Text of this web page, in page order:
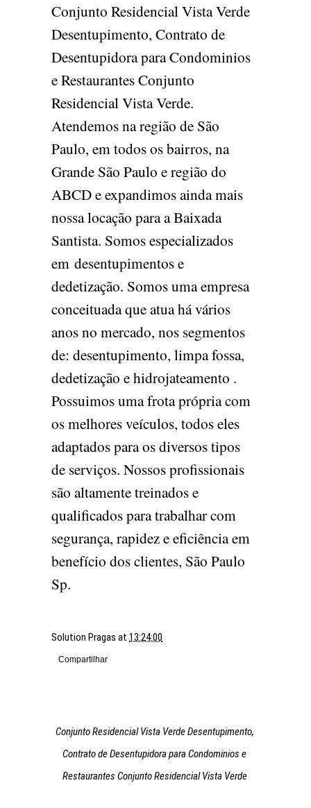
Conjunto Residencial Vista Verde
Desentupimento, Contrato de
Desentupidora para Condominios
e Restaurantes Conjunto
Residencial Vista Verde.
Atendemos na região de São
Paulo, em todos os bairros, na
Grande São Paulo e região do
ABCD e expandimos ainda mais
nossa locação para a Baixada
Santista. Somos especializados
em desentupimentos e
dedetização. Somos uma empresa
conceituada que atua há vários
anos no mercado, nos segmentos
de: desentupimento, limpa fossa,
dedetização e hidrojateamento .
Possuimos uma frota própria com
os melhores veículos, todos eles
adaptados para os diversos tipos
de serviços. Nossos profissionais
são altamente treinados e
qualificados para trabalhar com
segurança, rapidez e eficiência em
benefício dos clientes, São Paulo
Sp.
Solution Pragas at 13:24:00
Compartilhar
Conjunto Residencial Vista Verde Desentupimento,
Contrato de Desentupidora para Condominios e
Restaurantes Conjunto Residencial Vista Verde